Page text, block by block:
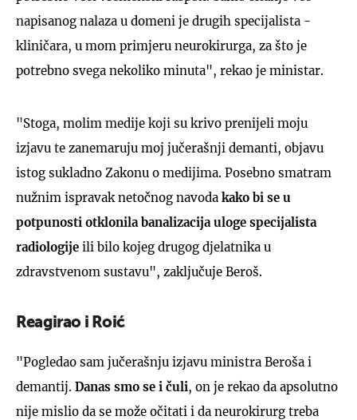
napisanog nalaza u domeni je drugih specijalista -
kliničara, u mom primjeru neurokirurga, za što je
potrebno svega nekoliko minuta", rekao je ministar.
"Stoga, molim medije koji su krivo prenijeli moju
izjavu te zanemaruju moj jučerašnji demanti, objavu
istog sukladno Zakonu o medijima. Posebno smatram
nužnim ispravak netočnog navoda kako bi se u
potpunosti otklonila banalizacija uloge specijalista
radiologije ili bilo kojeg drugog djelatnika u
zdravstvenom sustavu", zaključuje Beroš.
Reagirao i Roić
"Pogledao sam jučerašnju izjavu ministra Beroša i
demantij. Danas smo se i čuli, on je rekao da apsolutno
nije mislio da se može očitati i da neurokirurg treba